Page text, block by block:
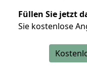
Füllen Sie jetzt
Sie kostenlose